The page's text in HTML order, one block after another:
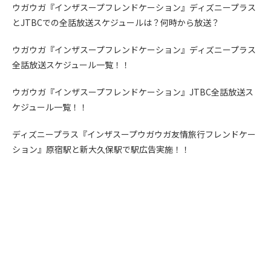
ウガウガ『インザスープフレンドケーション』ディズニープラス
とJTBCでの全話放送スケジュールは？何時から放送？
ウガウガ『インザスープフレンドケーション』ディズニープラス
全話放送スケジュール一覧！！
ウガウガ『インザスープフレンドケーション』JTBC全話放送ス
ケジュール一覧！！
ディズニープラス『インザスープウガウガ友情旅行フレンドケー
ション』原宿駅と新大久保駅で駅広告実施！！